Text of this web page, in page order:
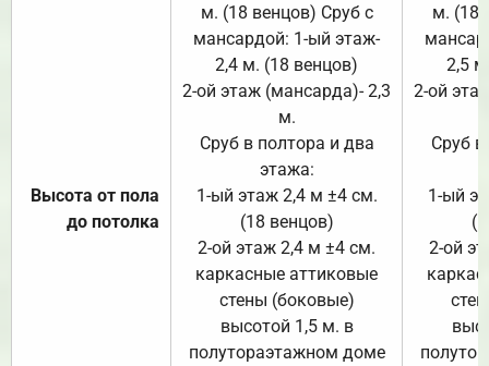
Высота от пола
до потолка
м. (18 венцов) Сруб с
мансардой: 1-ый этаж-
2,4 м. (18 венцов)
2-ой этаж (мансарда)- 2,3
м.
Сруб в полтора и два
этажа:
1-ый этаж 2,4 м ±4 см.
(18 венцов)
2-ой этаж 2,4 м ±4 см.
каркасные аттиковые
стены (боковые)
высотой 1,5 м. в
полутораэтажном доме
м. (18
2,5
2-ой
Сруб
1-ый
2-ой